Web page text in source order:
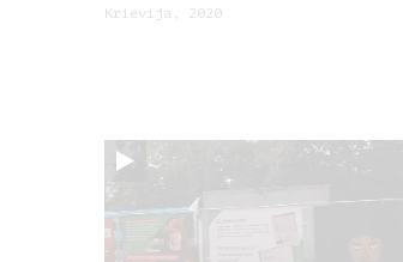
Krievija, 2020